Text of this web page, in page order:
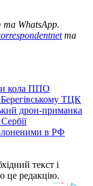
та WhatsApp.
та
кола ППО
ТЦК
дрон-приманка
в РФ
текст і
це редакцію.